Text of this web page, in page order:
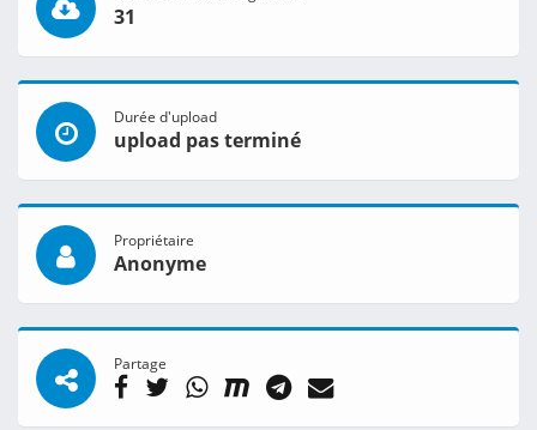
31
Durée d'upload
upload pas terminé
Propriétaire
Anonyme
Partage